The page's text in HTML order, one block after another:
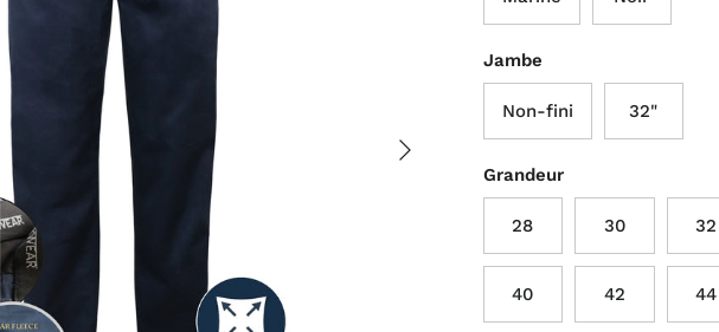
Suivant
Jambe
Non-fini 32"
Grandeur
28 30 32
40 42 44